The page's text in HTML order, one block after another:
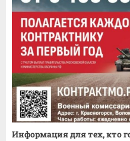
Информация для тех, кто